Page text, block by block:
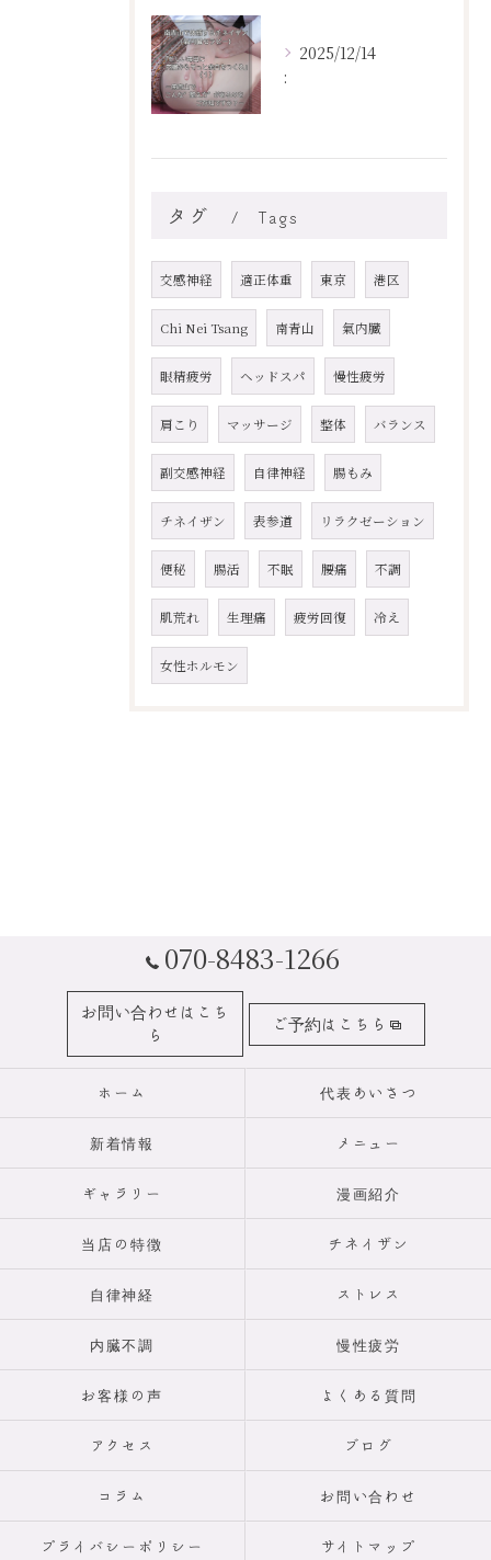
2025/12/14
:
タグ Tags
交感神経 適正体重 東京 港区
Chi Nei Tsang 南青山 氣内臓
眼精疲労 ヘッドスパ 慢性疲労
肩こり マッサージ 整体 バランス
副交感神経 自律神経 腸もみ
チネイザン 表参道 リラクゼーション
便秘 腸活 不眠 腰痛 不調
肌荒れ 生理痛 疲労回復 冷え
女性ホルモン
070-8483-1266
お問い合わせはこち
ら
ご予約はこちら
ホーム 代表あいさつ
新着情報 メニュー
ギャラリー 漫画紹介
当店の特徴 チネイザン
自律神経 ストレス
内臓不調 慢性疲労
お客様の声 よくある質問
アクセス ブログ
コラム お問い合わせ
プライバシーポリシー サイトマップ